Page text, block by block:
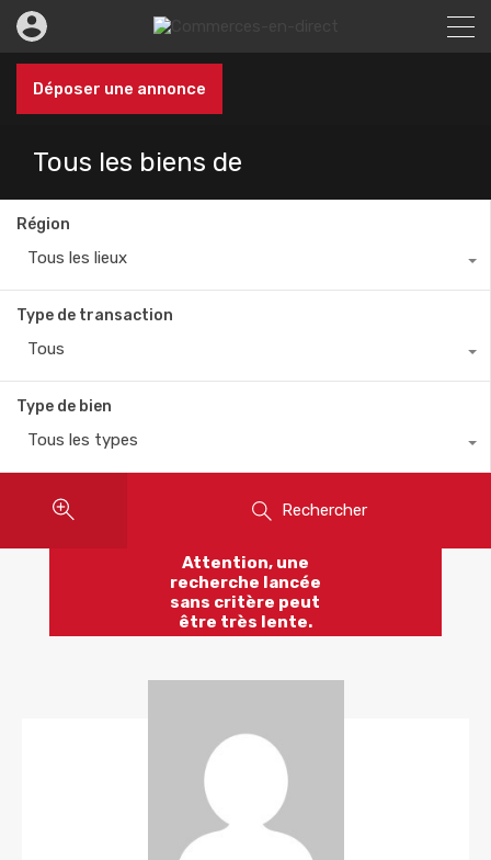
Déposer une annonce
Tous les biens de
Région
Tous les lieux
Type de transaction
Tous
Type de bien
Tous les types
Rechercher
Attention, une
recherche lancée
sans critère peut
être très lente.